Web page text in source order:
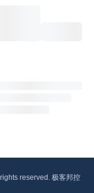
reserved. 极客邦控